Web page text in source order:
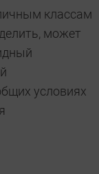
классам
может
условиях